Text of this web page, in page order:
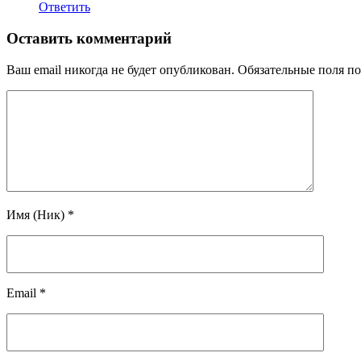
Ответить
Оставить комментарий
Ваш email никогда не будет опубликован. Обязательные поля
Имя (Ник) *
Email *